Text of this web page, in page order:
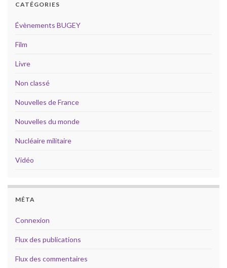
CATÉGORIES
Évènements BUGEY
Film
Livre
Non classé
Nouvelles de France
Nouvelles du monde
Nucléaire militaire
Vidéo
MÉTA
Connexion
Flux des publications
Flux des commentaires